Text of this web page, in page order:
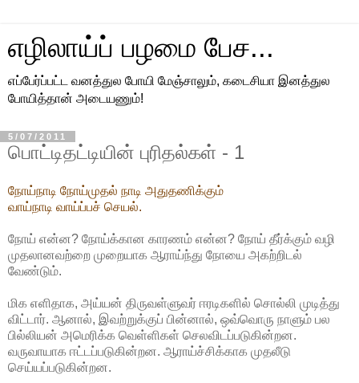
எழிலாய்ப் பழமை பேச...
எப்பேர்ப்பட்ட வனத்துல போயி மேஞ்சாலும், கடைசியா இனத்துல
போயித்தான் அடையணும்!
5/07/2011
பொட்டிதட்டியின் புரிதல்கள் - 1
நோய்நாடி நோய்முதல் நாடி அதுதணிக்கும்
வாய்நாடி வாய்ப்பச் செயல்.
நோய் என்ன? நோய்க்கான காரணம் என்ன? நோய் தீர்க்கும் வழி
முதலானவற்றை முறையாக ஆராய்ந்து நோயை அகற்றிடல்
வேண்டும்.
மிக எளிதாக, அய்யன் திருவள்ளுவர் ஈரடிகளில் சொல்லி முடித்து
விட்டார். ஆனால், இவற்றுக்குப் பின்னால், ஒவ்வொரு நாளும் பல
பில்லியன் அமெரிக்க வெள்ளிகள் செலவிடப்படுகின்றன.
வருவாயாக ஈட்டப்படுகின்றன. ஆராய்ச்சிக்காக முதலீடு
செய்யப்படுகின்றன.